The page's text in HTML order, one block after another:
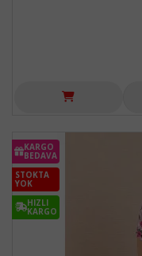
KARGO
BEDAVA
STOKTA
YOK
HIZLI
KARGO